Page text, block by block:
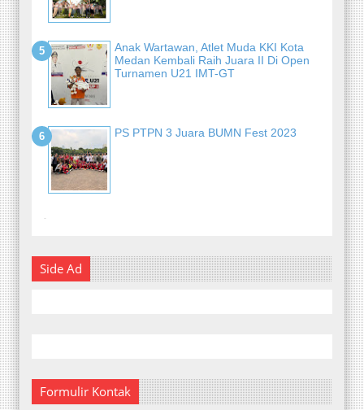
Anak Wartawan, Atlet Muda KKI Kota
Medan Kembali Raih Juara II Di Open
Turnamen U21 IMT-GT
PS PTPN 3 Juara BUMN Fest 2023
-
Side Ad
Formulir Kontak